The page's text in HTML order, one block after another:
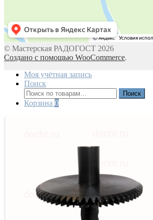
© Мастерская РАДОГОСТ 2026
Создано с помощью WooCommerce.
Моя учётная запись
Поиск
Искать:
Поиск
Корзина 0